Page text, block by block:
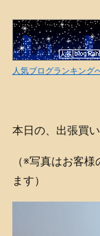
人気ブログランキング
本日の、出張買
（※写真はお客
ます）